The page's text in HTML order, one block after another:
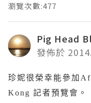
瀏覽次數:477
Pig Head
發佈於
珍妮很榮幸能參加
Kong 記者預覽會。